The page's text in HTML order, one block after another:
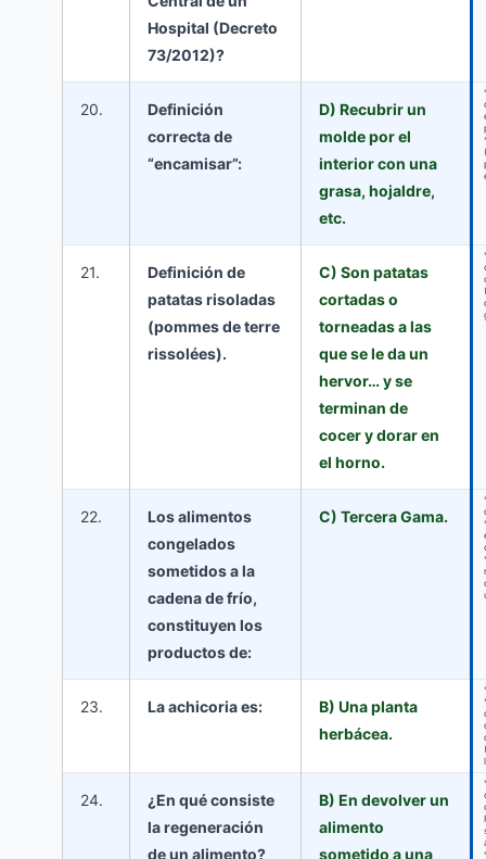
Hospital (Decreto
73/2012)?
20.
Definición
correcta de
“encamisar”:
D) Recubrir un
molde por el
interior con una
grasa, hojaldre,
etc.
21.
Definición de
patatas risoladas
(pommes de terre
rissolées).
C) Son patatas
cortadas o
torneadas a las
que se le da un
hervor… y se
terminan de
cocer y dorar en
el horno.
22.
Los alimentos
congelados
sometidos a la
cadena de frío,
constituyen los
productos de:
C) Tercera Gama.
23. La achicoria es:
B) Una planta
herbácea.
24.
¿En qué consiste
la regeneración
de un alimento?
B) En devolver un
alimento
sometido a una